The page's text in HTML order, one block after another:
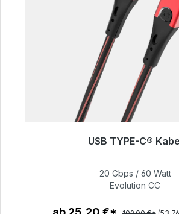
USB TYPE-C®
50,40 €
20 Gbps / 60 Watt
Evolution CC